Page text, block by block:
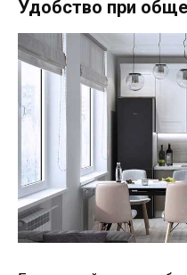
Удобство при